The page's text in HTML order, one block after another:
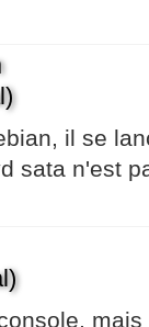
il se
sata n'est